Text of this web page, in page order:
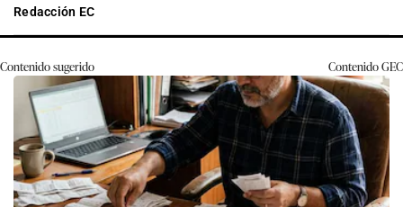
Redacción EC
Contenido sugerido ContenidoGEC